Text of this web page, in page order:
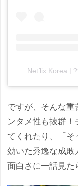
Netflix Korea |
ですが、そんな
ンタメ性も抜群
てくれたり、「
効いた秀逸な成敗
面白さに一話見